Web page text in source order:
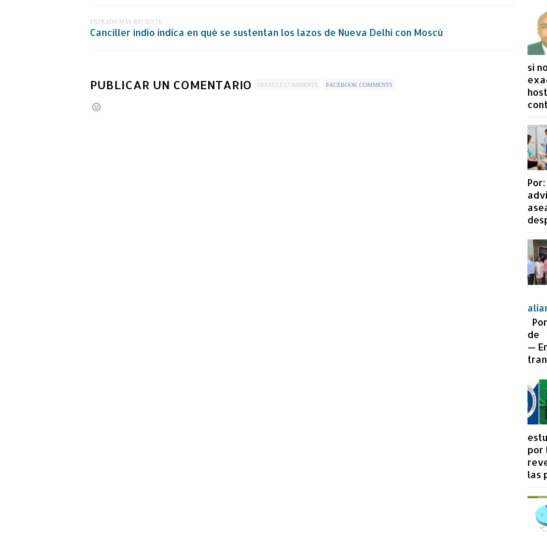
ENTRADA MÁS RECIENTE
Canciller indio indica en qué se sustentan los lazos de Nueva Delhi con Moscú
PUBLICAR UN COMENTARIO DEFAULT COMMENTS FACEBOOK COMMENTS
si
de
—
por
las